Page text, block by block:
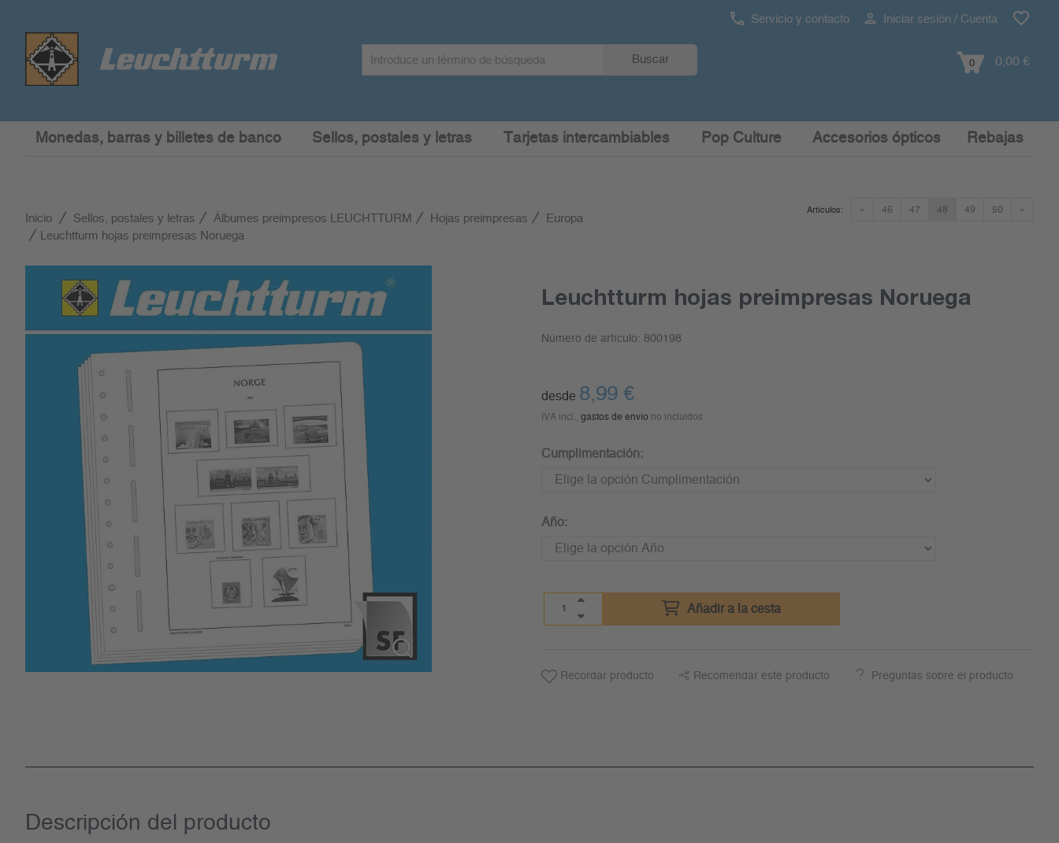
Servicio y contacto Iniciar sesión / Cuenta
Buscar 0 0,00 €
Monedas, barras y billetes de banco Sellos, postales y letras Tarjetas intercambiables Pop Culture Accesorios ópticos Rebajas
Inicio Sellos, postales y letras Álbumes preimpresos LEUCHTTURM Hojas preimpresas
Europa
Leuchtturm hojas preimpresas Noruega
« 46 47 48 49 50 »
Artículos:
Leuchtturm hojas preimpresas Noruega
Número de artículo: 800198
desde 8,99 €
IVA incl., gastos de envío no incluidos
Cumplimentación:
Año:
Añadir a la cesta
Recordar producto Recomendar este producto Preguntas sobre el producto
Descripción del producto